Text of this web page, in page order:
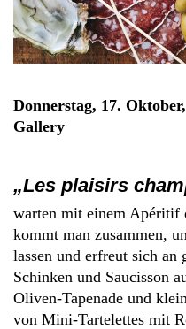
Donnerstag, 17.
Gallery
„Les plaisirs
warten mit einem Apéritif
kommt man zusammen,
lassen und erfreut sich an
Schinken und Saucisson
Oliven-Tapenade und
von Mini-Tartelettes mit